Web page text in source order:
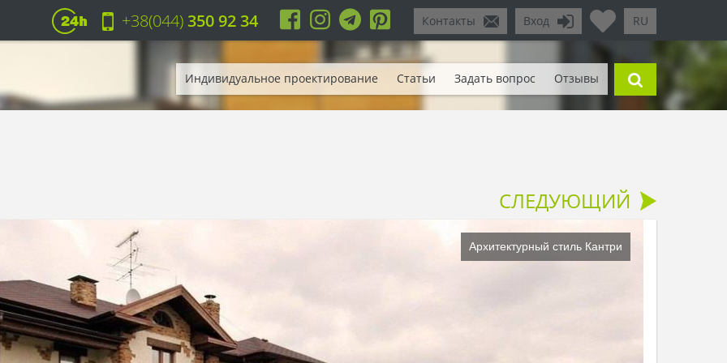
RU
Вход
Контакты
+38(044)350 92 34
Индивидуальное проектирование Статьи Задать вопрос Отзывы
СЛЕДУЮЩИЙ
Архитектурный стиль Кантри